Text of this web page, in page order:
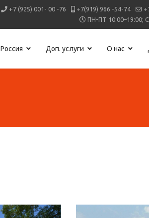
+7 (925) 001- 00 -76 +7(919) 966 -54-74
ПН-ПТ 10:00–19:00;
Россия Доп. услуги О нас